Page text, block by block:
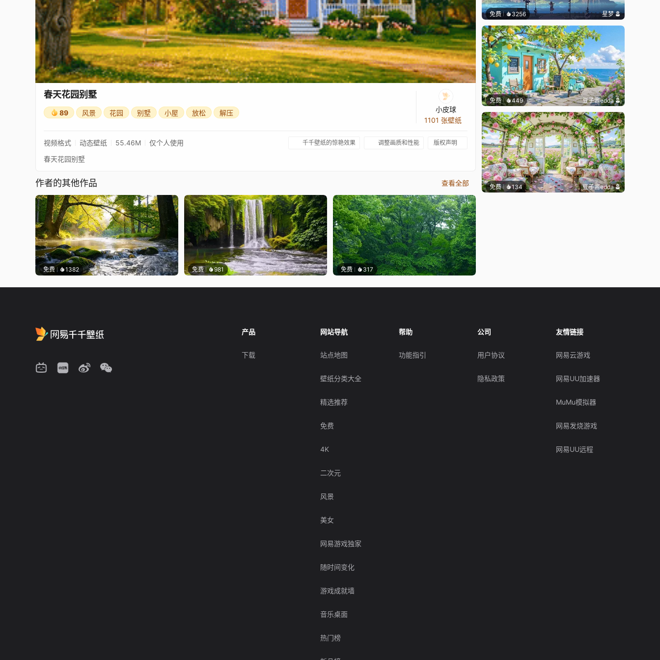
春天花园别墅
89 风景 花园 别墅 小屋 放松 解压
小皮球
1101 张壁纸
视频格式 动态壁纸 55.46M 仅个人使用 千千壁纸的惊艳效果 调整画质和性能 版权声明
春天花园别墅
作者的其他作品 查看全部
免费 1382 免费 981 免费 317
免费 3256 星梦
免费 449 豆子酱edda
免费 134 豆子酱edda
产品
下载
网站导航
站点地图
壁纸分类大全
精选推荐
免费
4K
二次元
风景
美女
网易游戏独家
随时间变化
游戏成就墙
音乐桌面
热门榜
帮助
功能指引
公司
用户协议
隐私政策
友情链接
网易云游戏
网易UU加速器
MuMu模拟器
网易发烧游戏
网易UU远程